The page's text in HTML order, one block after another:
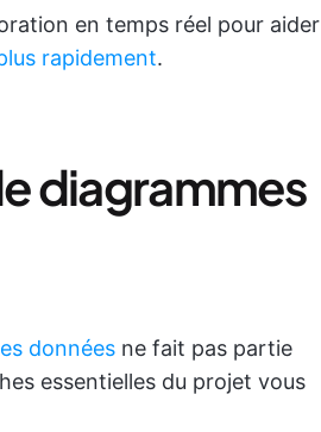
en temps réel pour aider
rapidement.
diagrammes
données ne fait pas partie
essentielles du projet vous